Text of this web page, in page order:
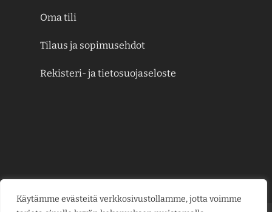
Käytämme evästeitä verkkosivustollamme, jotta voimme
Oma tili
Tilaus ja sopimusehdot
Rekisteri- ja tietosuojaseloste